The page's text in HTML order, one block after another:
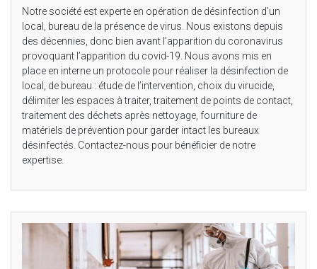
Notre société est experte en opération de désinfection d’un
local, bureau de la présence de virus. Nous existons depuis
des décennies, donc bien avant l’apparition du coronavirus
provoquant l’apparition du covid-19. Nous avons mis en
place en interne un protocole pour réaliser la désinfection de
local, de bureau : étude de l’intervention, choix du virucide,
délimiter les espaces à traiter, traitement de points de contact,
traitement des déchets après nettoyage, fourniture de
matériels de prévention pour garder intact les bureaux
désinfectés. Contactez-nous pour bénéficier de notre
expertise.